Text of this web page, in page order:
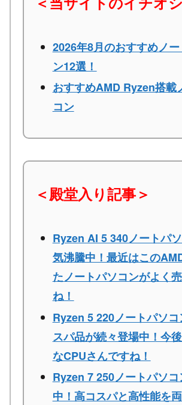
2026年8月のおすすめノ
ン12選！
おすすめAMD Ryzen搭載
コン
＜殿堂入り記事＞
Ryzen AI 5 340ノートパ
気沸騰中！最近はこの
たノートパソコンがよく
ね！
Ryzen 5 220ノートパソコ
スパ品が続々登場中！今
なCPUさんですね！
Ryzen 7 250ノートパソ
中！高コスパと高性能を